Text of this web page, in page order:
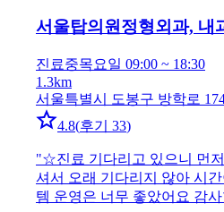
서울탑의원정형외과, 내
진료중목요일 09:00 ~ 18:30
1.3km
서울특별시 도봉구 방학로
4.8(후기 33)
"☆진료 기다리고 있으니 먼
셔서 오래 기다리지 않아 시
템 운영은 너무 좋았어요 감